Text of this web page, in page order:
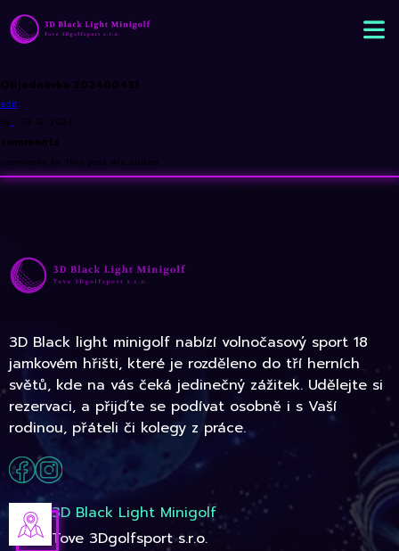
Objednávka 202400431
edit
By • 23. 12. 2024
comments
comments for this post are closed
3D Black light minigolf nabízí volnočasový sport 18
jamkovém hřišti, které je rozděleno do tří herních
světů, kde na vás čeká jedinečný zážitek. Udělejte si
rezervaci, a přijďte se podívat osobně i s Vaší
rodinou, přáteli či kolegy z práce.
3D Black Light Minigolf
Tove 3Dgolfsport s.r.o.